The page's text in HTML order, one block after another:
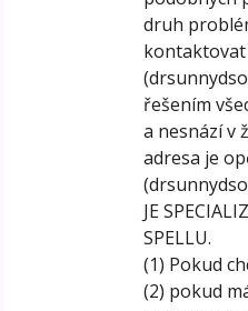
druh
kontaktovat
řešením
a nesnází v
adresa je
JE
SPELLU.
(1) Pokud
(2) pokud